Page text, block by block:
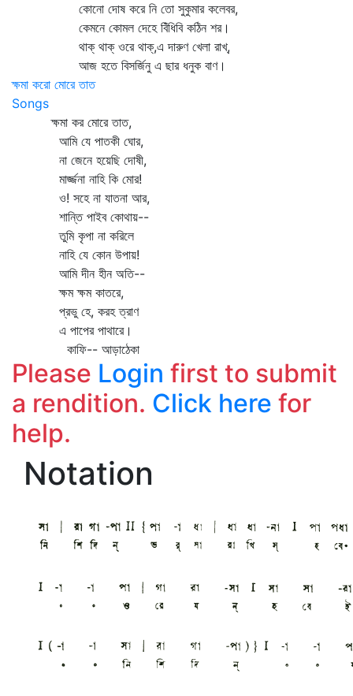
কোনো দোষ করে নি তো সুকুমার কলেবর,
কেমনে কোমল দেহে বিঁধিবি কঠিন শর।
থাক্‌ থাক্‌ ওরে থাক্‌,এ দারুণ খেলা রাখ্‌,
আজ হতে বিসর্জিনু এ ছার ধনুক বাণ।
ক্ষমা করো মোরে তাত
Songs
ক্ষমা কর মোরে তাত,
আমি যে পাতকী ঘোর,
না জেনে হয়েছি দোষী,
মার্জ্জনা নাহি কি মোর!
ও! সহে না যাতনা আর,
শান্তি পাইব কোথায়--
তুমি কৃপা না করিলে
নাহি যে কোন উপায়!
আমি দীন হীন অতি--
ক্ষম ক্ষম কাতরে,
প্রভু হে, করহ ত্রাণ
এ পাপের পাথারে।
কাফি-- আড়াঠেকা
Please Login first to submit
a rendition. Click here for
help.
Notation